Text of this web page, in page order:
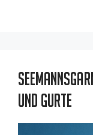
und Gurte